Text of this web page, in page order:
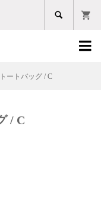


ートバッグ / C
/ C